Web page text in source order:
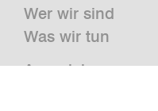
Wer wir sind
Was wir tun
Auszeichnungen